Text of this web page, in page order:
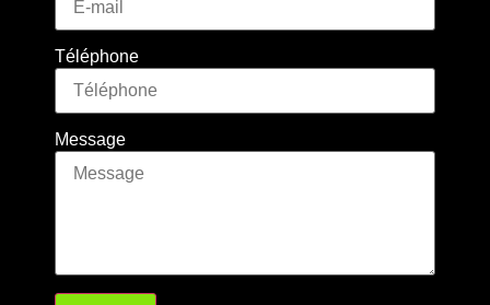
Téléphone
Message